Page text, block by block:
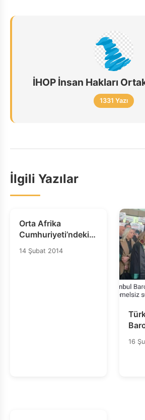
İHOP İnsan Hakları
1331 Yazı
İlgili Yazılar
Orta Afrika
Cumhuriyeti’ndeki
Katliamın Ardından
Cesetler Arasında
14 Şubat 2014
16